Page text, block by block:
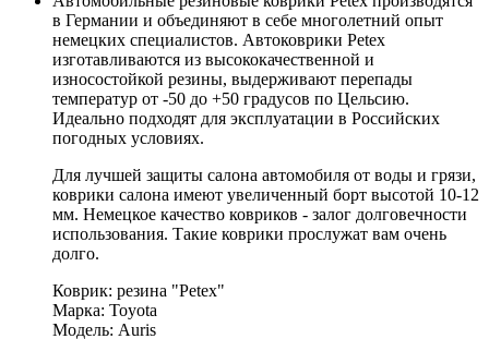
в Германии и объединяют в себе многолетний опыт
немецких специалистов. Автоковрики Petex
изготавливаются из высококачественной и
износостойкой резины, выдерживают перепады
температур от -50 до +50 градусов по Цельсию.
Идеально подходят для эксплуатации в Российских
погодных условиях.
Для лучшей защиты салона автомобиля от воды и грязи,
коврики салона имеют увеличенный борт высотой 10-12
мм. Немецкое качество ковриков - залог долговечности
использования. Такие коврики прослужат вам очень
долго.
Коврик: резина "Petex"
Марка: Toyota
Модель: Auris